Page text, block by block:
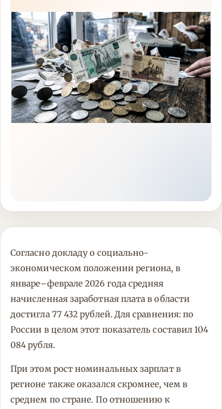
Согласно докладу о социально-
экономическом положении региона, в
январе–феврале 2026 года средняя
начисленная заработная плата в области
достигла 77 432 рублей. Для сравнения: по
России в целом этот показатель составил 104
084 рубля.
При этом рост номинальных зарплат в
регионе также оказался скромнее, чем в
среднем по стране. По отношению к